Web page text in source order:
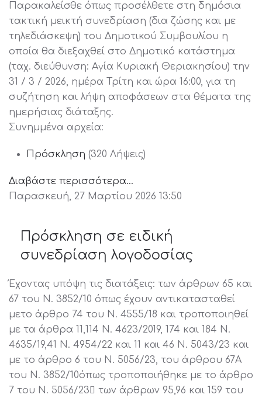
Παρακαλείσθε όπως προσέλθετε στη δημόσια
τακτική μεικτή συνεδρίαση (δια ζώσης και με
τηλεδιάσκεψη) του Δημοτικού Συμβουλίου η
οποία θα διεξαχθεί στο Δημοτικό κατάστημα
(ταχ. διεύθυνση: Αγία Κυριακή Θεριακησίου) την
31 / 3 / 2026, ημέρα Τρίτη και ώρα 16:00, για τη
συζήτηση και λήψη αποφάσεων στα θέματα της
ημερήσιας διάταξης.
Συνημμένα αρχεία:
Πρόσκληση (320 Λήψεις)
Διαβάστε περισσότερα...
Παρασκευή, 27 Μαρτίου 2026 13:50
Πρόσκληση σε ειδική
συνεδρίαση λογοδοσίας
Έχοντας υπόψη τις διατάξεις: των άρθρων 65 και
67 του Ν. 3852/10 όπως έχουν αντικατασταθεί
μετο άρθρο 74 του Ν. 4555/18 και τροποποιηθεί
με τα άρθρα 11,114 Ν. 4623/2019, 174 και 184 Ν.
4635/19,41 Ν. 4954/22 και 11 και 46 Ν. 5043/23 και
με το άρθρο 6 του Ν. 5056/23, του άρθρου 67Α
του Ν. 3852/10όπως τροποποιήθηκε με το άρθρο
7 του Ν. 5056/23 των άρθρων 95,96 και 159 του